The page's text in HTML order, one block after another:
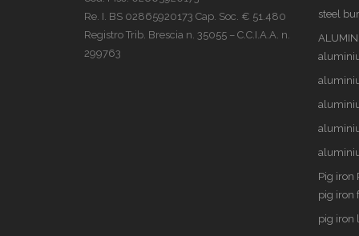
Re. I. BS 02865920173 Cap. Soc. € 51.480
Registro Trib. Brescia n. 35055 – C.C.I.A.A. n.
299763
steel
Pig iron
pig iron
pig iron